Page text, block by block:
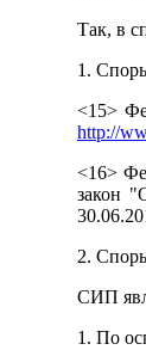
Так, в
1.
<15>
http://
<16>
закон
2.
СИП
1. По